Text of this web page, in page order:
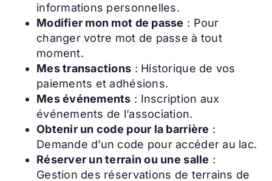
informations personnelles.
Modifier mon mot de passe : Pour
changer votre mot de passe à tout
moment.
Mes transactions : Historique de vos
paiements et adhésions.
Mes événements : Inscription aux
événements de l’association.
Obtenir un code pour la barrière :
Demande d’un code pour accéder au lac.
Réserver un terrain ou une salle :
Gestion des réservations de terrains de